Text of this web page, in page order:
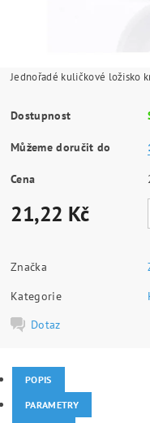
Jednořadé kuličkové ložisko
Dostupnost
Můžeme doručit do
Cena
21,22 Kč
Značka
Kategorie
Dotaz
POPIS
PARAMETRY